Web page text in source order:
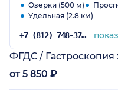
Озерки (500 м)
Удельная (2.8 км)
+7 (812) 748-37-83
ФГДС / Гастроскопия
от 5 850 ₽